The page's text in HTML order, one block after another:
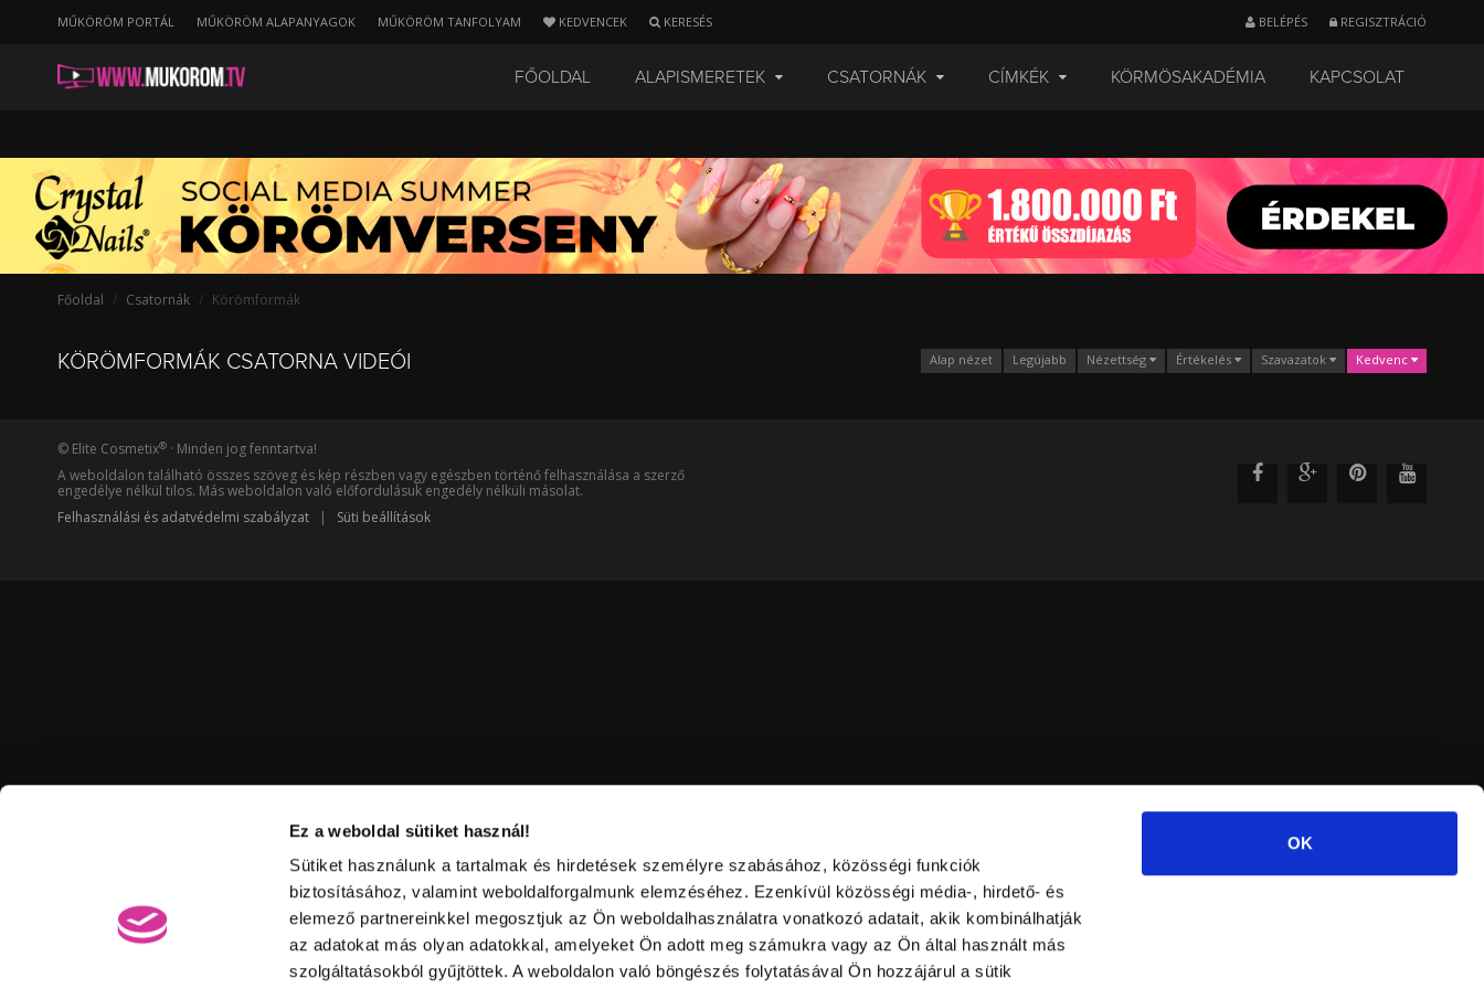
Ez a weboldal sütiket használ!
Sütiket használunk a tartalmak és hirdetések személyre szabásához, közösségi funkciók
biztosításához, valamint weboldalforgalmunk elemzéséhez. Ezenkívül közösségi média-, hirdető- és
elemező partnereinkkel megosztjuk az Ön weboldalhasználatra vonatkozó adatait, akik kombinálhatják
az adatokat más olyan adatokkal, amelyeket Ön adott meg számukra vagy az Ön által használt más
szolgáltatásokból gyűjtöttek. A weboldalon való böngészés folytatásával Ön hozzájárul a sütik
OK
string(24) "/koromformak/kedvencnapi"
MŰKÖRÖM PORTÁL MŰKÖRÖM ALAPANYAGOK MŰKÖRÖM TANFOLYAM KEDVENCEK KERESÉS BELÉPÉS REGISZTRÁCIÓ
A
legkedveltebb
videói
-
Körömformák
FŐOLDAL ALAPISMERETEK CSATORNÁK CÍMKÉK KÖRMÖSAKADÉMIA KAPCSOLAT
Főoldal Csatornák Körömformák
KÖRÖMFORMÁK CSATORNA VIDEÓI Alap nézet Legújabb Nézettség Értékelés Szavazatok Kedvenc
© Elite Cosmetix® · Minden jog fenntartva!
A weboldalon található összes szöveg és kép részben vagy egészben történő felhasználása a szerző
engedélye nélkül tilos. Más weboldalon való előfordulásuk engedély nélküli másolat.
Felhasználási és adatvédelmi szabályzat | Süti beállítások